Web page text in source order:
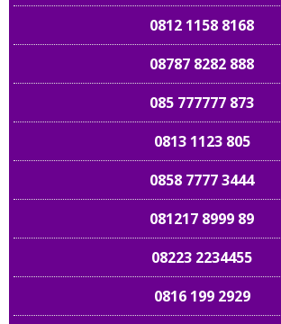
0812 1158 8168
08787 8282 888
085 777777 873
0813 1123 805
0858 7777 3444
081217 8999 89
08223 2234455
0816 199 2929